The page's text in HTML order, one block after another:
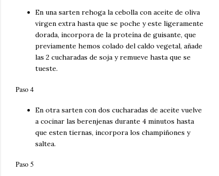
En una sarten rehoga la cebolla con aceite de oliva
virgen extra hasta que se poche y este ligeramente
dorada, incorpora de la proteína de guisante, que
previamente hemos colado del caldo vegetal, añade
las 2 cucharadas de soja y remueve hasta que se
tueste.
Paso 4
En otra sarten con dos cucharadas de aceite vuelve
a cocinar las berenjenas durante 4 minutos hasta
que esten tiernas, incorpora los champiñones y
saltea.
Paso 5